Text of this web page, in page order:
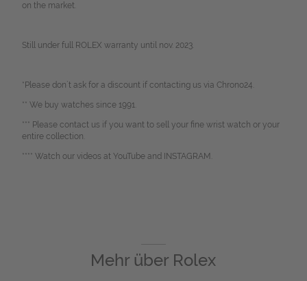
on the market.
Still under full ROLEX warranty until nov. 2023.
*Please don`t ask for a discount if contacting us via Chrono24.
** We buy watches since 1991.
*** Please contact us if you want to sell your fine wrist watch or your
entire collection.
**** Watch our videos at YouTube and INSTAGRAM.
Mehr über Rolex